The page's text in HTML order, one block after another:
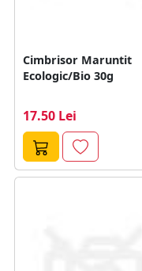
Cimbrisor Maruntit
Ecologic/Bio 30g
17.50 Lei